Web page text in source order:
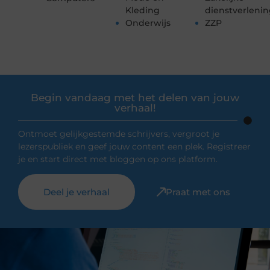
Kleding
Onderwijs
ZZP
Begin vandaag met het delen van jouw
verhaal!
Ontmoet gelijkgestemde schrijvers, vergroot je
lezerspubliek en geef jouw content een plek. Registreer
je en start direct met bloggen op ons platform.
Deel je verhaal Praat met ons